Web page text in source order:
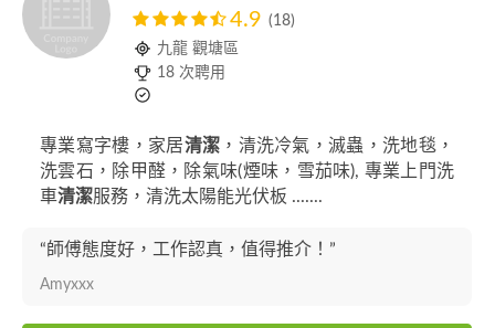
4.9 (18)
九龍 觀塘區
18 次聘用
專業寫字樓，家居清潔 ，清洗冷氣，滅蟲，洗地毯，
洗雲石，除甲醛，除氣味(煙味，雪茄味), 專業上門洗
車清潔服務，清洗太陽能光伏板 .......
“師傅態度好，工作認真，值得推介！”
Amyxxx